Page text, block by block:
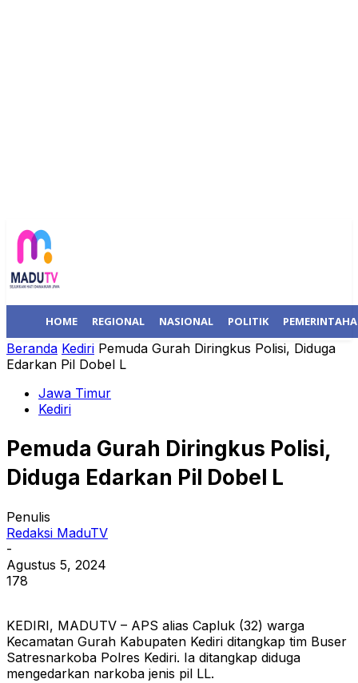
HOME REGIONAL NASIONAL POLITIK
Beranda Kediri Pemuda Gurah Diringkus Polisi, Diduga
Edarkan Pil Dobel L
Jawa Timur
Kediri
Pemuda Gurah Diringkus Polisi,
Diduga Edarkan Pil Dobel L
Penulis
Redaksi MaduTV
-
Agustus 5, 2024
178
KEDIRI, MADUTV – APS alias Capluk (32) warga
Kecamatan Gurah Kabupaten Kediri ditangkap tim Buser
Satresnarkoba Polres Kediri. Ia ditangkap diduga
mengedarkan narkoba jenis pil LL.